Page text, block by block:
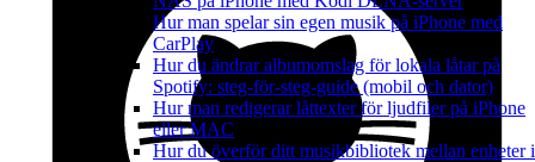
Hur man spelar sin egen musik på iPhone med
CarPlay
Hur du ändrar albumomslag för lokala låtar på
Spotify: steg-för-steg-guide (mobil och dator)
Hur man redigerar låttexter för ljudfiler på iPhone
eller MAC
Hur du överför ditt musikbibliotek mellan enheter i